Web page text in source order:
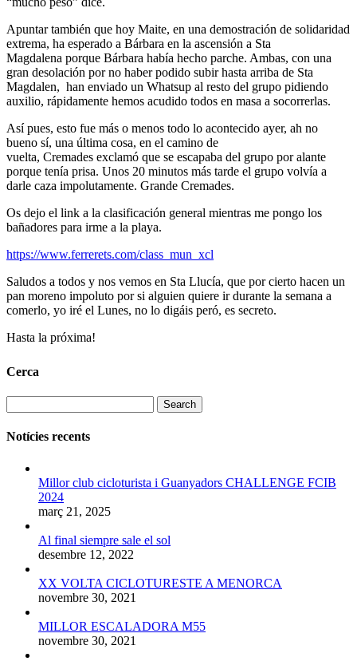
Apuntar también que hoy Maite, en una demostración de solidaridad
extrema, ha esperado a Bárbara en la ascensión a Sta
Magdalena porque Bárbara había hecho parche. Ambas, con una
gran desolación por no haber podido subir hasta arriba de Sta
Magdalen, han enviado un Whatsup al resto del grupo pidiendo
auxilio, rápidamente hemos acudido todos en masa a socorrerlas.
Así pues, esto fue más o menos todo lo acontecido ayer, ah no
bueno sí, una última cosa, en el camino de
vuelta, Cremades exclamó que se escapaba del grupo por alante
porque tenía prisa. Unos 20 minutos más tarde el grupo volvía a
darle caza impolutamente. Grande Cremades.
Os dejo el link a la clasificación general mientras me pongo los
bañadores para irme a la playa.
https://www.ferrerets.com/class_mun_xcl
Saludos a todos y nos vemos en Sta Llucía, que por cierto hacen un
pan moreno impoluto por si alguien quiere ir durante la semana a
comerlo, yo iré el Lunes, no lo digáis peró, es secreto.
Hasta la próxima!
Cerca
Search
Notícies recents
Millor club cicloturista i Guanyadors CHALLENGE FCIB
2024
març 21, 2025
Al final siempre sale el sol
desembre 12, 2022
XX VOLTA CICLOTURESTE A MENORCA
novembre 30, 2021
MILLOR ESCALADORA M55
novembre 30, 2021